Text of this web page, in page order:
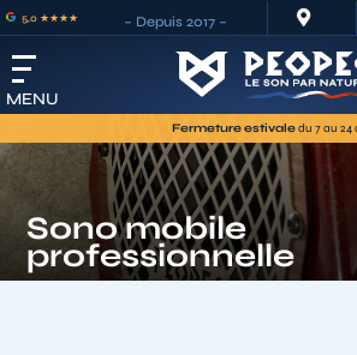
5,0 ★★★★ – Depuis 2017 – 
MENU
Fermeture estivaledu 7 au 24
Sono mobile
professionnelle